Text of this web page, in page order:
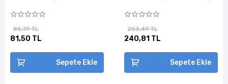
85,79 TL
81,50 TL
Sepete Ekle
253,49 TL
240,81 TL
Sepete Ekle